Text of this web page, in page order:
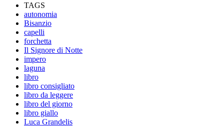
TAGS
autonomia
Bisanzio
capelli
forchetta
Il Signore di Notte
impero
laguna
libro
libro consigliato
libro da leggere
libro del giorno
libro giallo
Luca Grandelis